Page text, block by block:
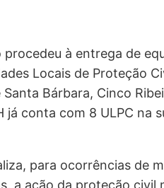
à entrega de
Locais de Proteção
Bárbara, Cinco
já conta com 8 ULPC na
para ocorrências de
a ação da proteção civil